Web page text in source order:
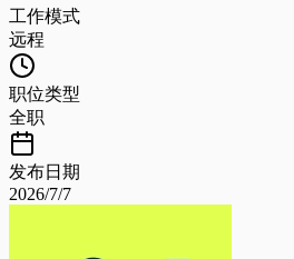
工作模式
远程
职位类型
全职
发布日期
2026/7/7